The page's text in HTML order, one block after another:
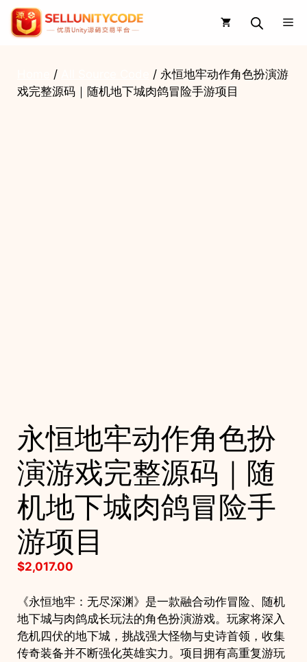
Skip
content
/
/ 永恒地牢动作角色扮演游
戏完整源码｜随机地下城肉鸽冒险手游项目
永恒地牢动作角色扮
演游戏完整源码｜随
机地下城肉鸽冒险手
游项目
$2,017.00
《永恒地牢：无尽深渊》是一款融合动作冒险、随机
地下城与肉鸽成长玩法的角色扮演游戏。玩家将深入
危机四伏的地下城，挑战强大怪物与史诗首领，收集
传奇装备并不断强化英雄实力。项目拥有高重复游玩